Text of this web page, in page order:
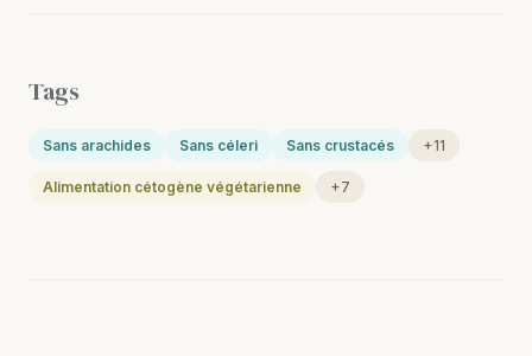
Tags
Sans arachides Sans céleri Sans crustacés +11
Alimentation cétogène végétarienne +7